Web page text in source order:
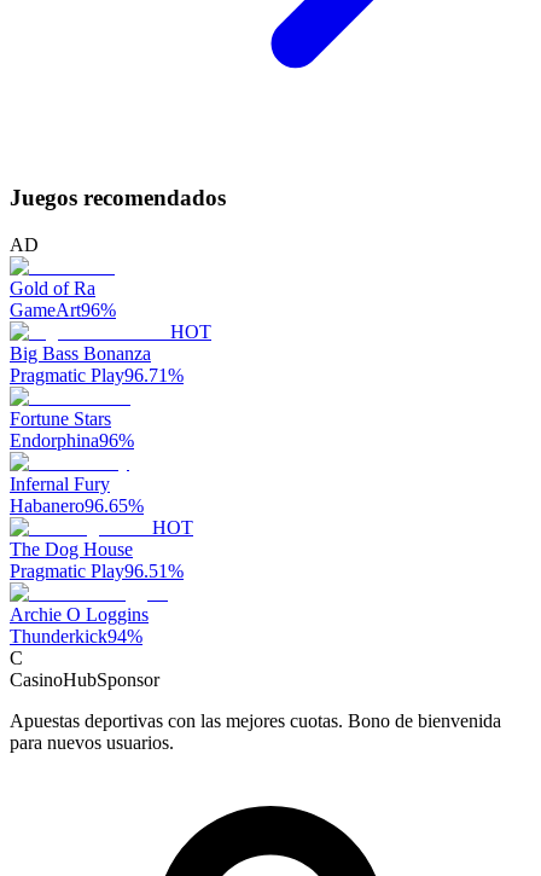
Juegos recomendados
AD
Gold of Ra
GameArt96%
HOT
Big Bass Bonanza
Pragmatic Play96.71%
Fortune Stars
Endorphina96%
Infernal Fury
Habanero96.65%
HOT
The Dog House
Pragmatic Play96.51%
Archie O Loggins
Thunderkick94%
C
CasinoHubSponsor
Apuestas deportivas con las mejores cuotas. Bono de bienvenida
para nuevos usuarios.